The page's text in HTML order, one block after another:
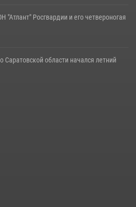
"Атлант" Росгвардии и его четвероногая
Саратовской области начался летний